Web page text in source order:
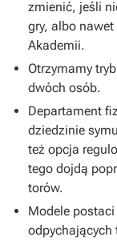
zmienić, jeśli
gry, albo
Akademii.
Otrzymamy
dwóch osób.
Departament
dziedzinie
też opcja
tego dojdą
torów.
Modele